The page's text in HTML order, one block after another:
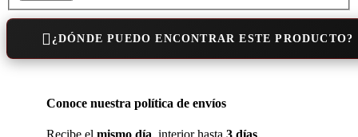
¿DÓNDE PUEDO ENCONTRAR ESTE PRODUCTO?
Conoce nuestra política de envíos
Recibe el mismo día, interior hasta 3 días.